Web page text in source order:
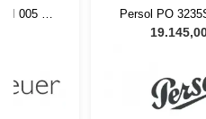
005 54
Persol PO
Unisex Güneş